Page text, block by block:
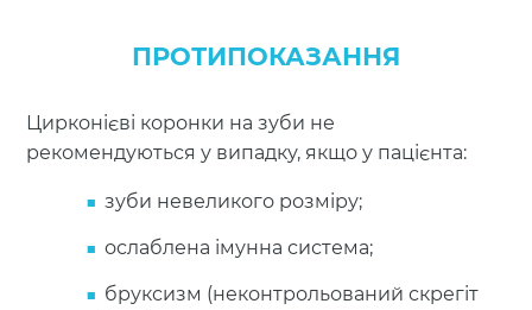
ПРОТИПОКАЗАННЯ
Цирконієві коронки на зуби не
рекомендуються у випадку, якщо у пацієнта:
зуби невеликого розміру;
ослаблена імунна система;
бруксизм (неконтрольований скрегіт